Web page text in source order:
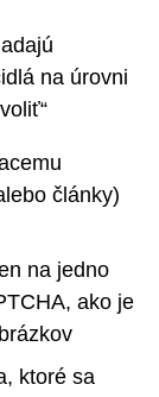
na úrovni
články)
na jedno
ako je
ktoré sa